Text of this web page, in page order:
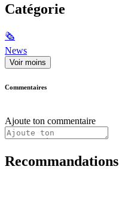
Catégorie
🗞
News
Voir moins
Commentaires
Ajoute ton commentaire
Recommandations